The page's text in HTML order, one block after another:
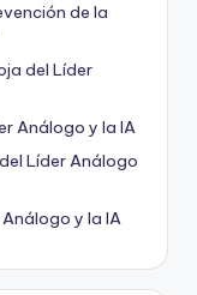
de la
del Líder
Análogo y la IA
Líder Análogo
y la IA